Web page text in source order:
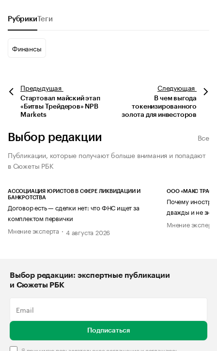
Рубрики Теги
Финансы
Предыдущая
Стартовал майский этап
«Битвы Трейдеров» NPB
Markets
Следующая
В чем выгода
токенизированного
золота для инвесторов
Выбор редакции
Все
Публикации, которые получают больше внимания и попадают
в Сюжеты РБК
АССОЦИАЦИЯ ЮРИСТОВ В СФЕРЕ ЛИКВИДАЦИИ И
БАНКРОТСТВА
Договор есть — сделки нет: что ФНС ищет за
комплектом первички
Мнение эксперта
4 августа 2026
ООО «МАКС ТРАСТ»
Почему
дважды и не
Мнение
Выбор редакции: экспертные публикации
и Сюжеты РБК
Подписаться